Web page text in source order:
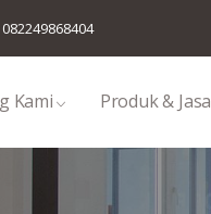
082249868404
Kami Produk & Jasa